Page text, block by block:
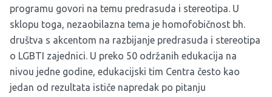
programu govori na temu predrasuda i stereotipa. U
sklopu toga, nezaobilazna tema je homofobičnost bh.
društva s akcentom na razbijanje predrasuda i stereotipa
o LGBTI zajednici. U preko 50 održanih edukacija na
nivou jedne godine, edukacijski tim Centra često kao
jedan od rezultata ističe napredak po pitanju